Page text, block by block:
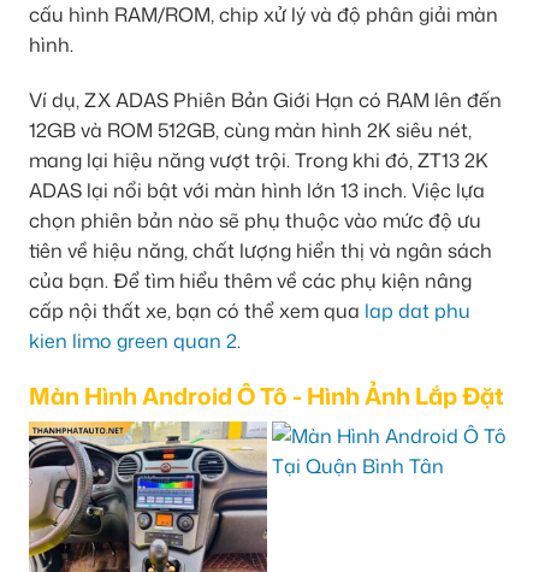
cấu hình RAM/ROM, chip xử lý và độ phân giải màn
hình.
Ví dụ, ZX ADAS Phiên Bản Giới Hạn có RAM lên đến
12GB và ROM 512GB, cùng màn hình 2K siêu nét,
mang lại hiệu năng vượt trội. Trong khi đó, ZT13 2K
ADAS lại nổi bật với màn hình lớn 13 inch. Việc lựa
chọn phiên bản nào sẽ phụ thuộc vào mức độ ưu
tiên về hiệu năng, chất lượng hiển thị và ngân sách
của bạn. Để tìm hiểu thêm về các phụ kiện nâng
cấp nội thất xe, bạn có thể xem qua lap dat phu
kien limo green quan 2.
Màn Hình Android Ô Tô - Hình Ảnh Lắp Đặt